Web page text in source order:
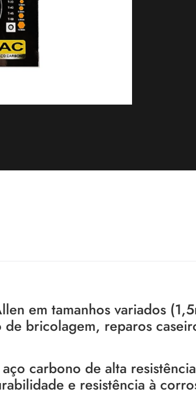
em tamanhos variados
bricolagem, reparos
carbono de alta
e resistência à